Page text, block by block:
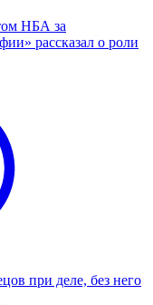
НБА за
рассказал о роли
при деле, без него